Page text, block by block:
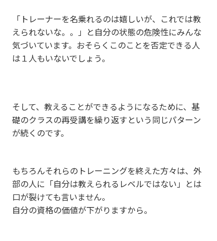
「トレーナーを名乗れるのは嬉しいが、これでは教
えられないな。。」と自分の状態の危険性にみんな
気づいています。おそらくこのことを否定できる人
は１人もいないでしょう。
そして、教えることができるようになるために、 基
礎のクラスの再受講を繰り返すという同じパターン
が続くのです。
もちろんそれらのトレーニングを終えた方々は、 外
部の人に「自分は教えられるレベルではない」とは
口が裂けても言いません。
自分の資格の価値が下がりますから。